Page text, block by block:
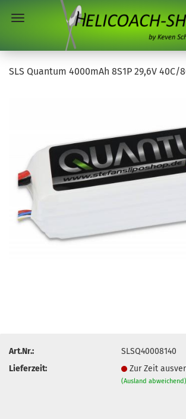
SLS Quantum 4000mAh 8S1P 29,6V 40C/
Art.Nr.:
SLSQ40008140
Lieferzeit:
Zur Zeit
(Ausland abweichend)